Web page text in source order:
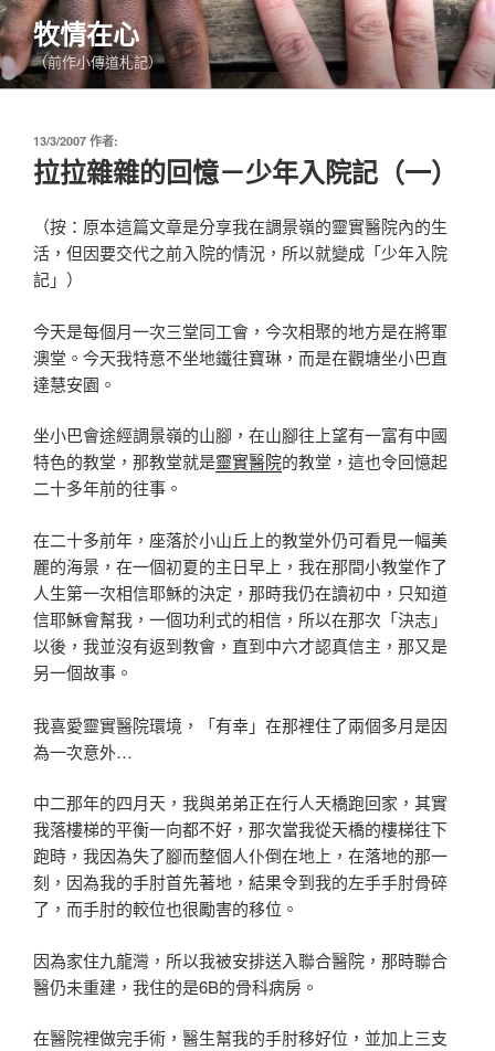
跳
至
主
要
牧情在心
（前作小傳道札記）
發
佈
於
13/3/2007 作者:
拉拉雜雜的回憶－少年入院記（一）
（按：原本這篇文章是分享我在調景嶺的靈實醫院內的生
活，但因要交代之前入院的情況，所以就變成「少年入院
記」）
今天是每個月一次三堂同工會，今次相聚的地方是在將軍
澳堂。今天我特意不坐地鐵往寶琳，而是在觀塘坐小巴直
達慧安園。
坐小巴會途經調景嶺的山腳，在山腳往上望有一富有中國
特色的教堂，那教堂就是靈實醫院的教堂，這也令回憶起
二十多年前的往事。
在二十多前年，座落於小山丘上的教堂外仍可看見一幅美
麗的海景，在一個初夏的主日早上，我在那間小教堂作了
人生第一次相信耶穌的決定，那時我仍在讀初中，只知道
信耶穌會幫我，一個功利式的相信，所以在那次「決志」
以後，我並沒有返到教會，直到中六才認真信主，那又是
另一個故事。
我喜愛靈實醫院環境，「有幸」在那裡住了兩個多月是因
為一次意外…
中二那年的四月天，我與弟弟正在行人天橋跑回家，其實
我落樓梯的平衡一向都不好，那次當我從天橋的樓梯往下
跑時，我因為失了腳而整個人仆倒在地上，在落地的那一
刻，因為我的手肘首先著地，結果令到我的左手手肘骨碎
了，而手肘的較位也很勵害的移位。
因為家住九龍灣，所以我被安排送入聯合醫院，那時聯合
醫仍未重建，我住的是6B的骨科病房。
在醫院裡做完手術，醫生幫我的手肘移好位，並加上三支